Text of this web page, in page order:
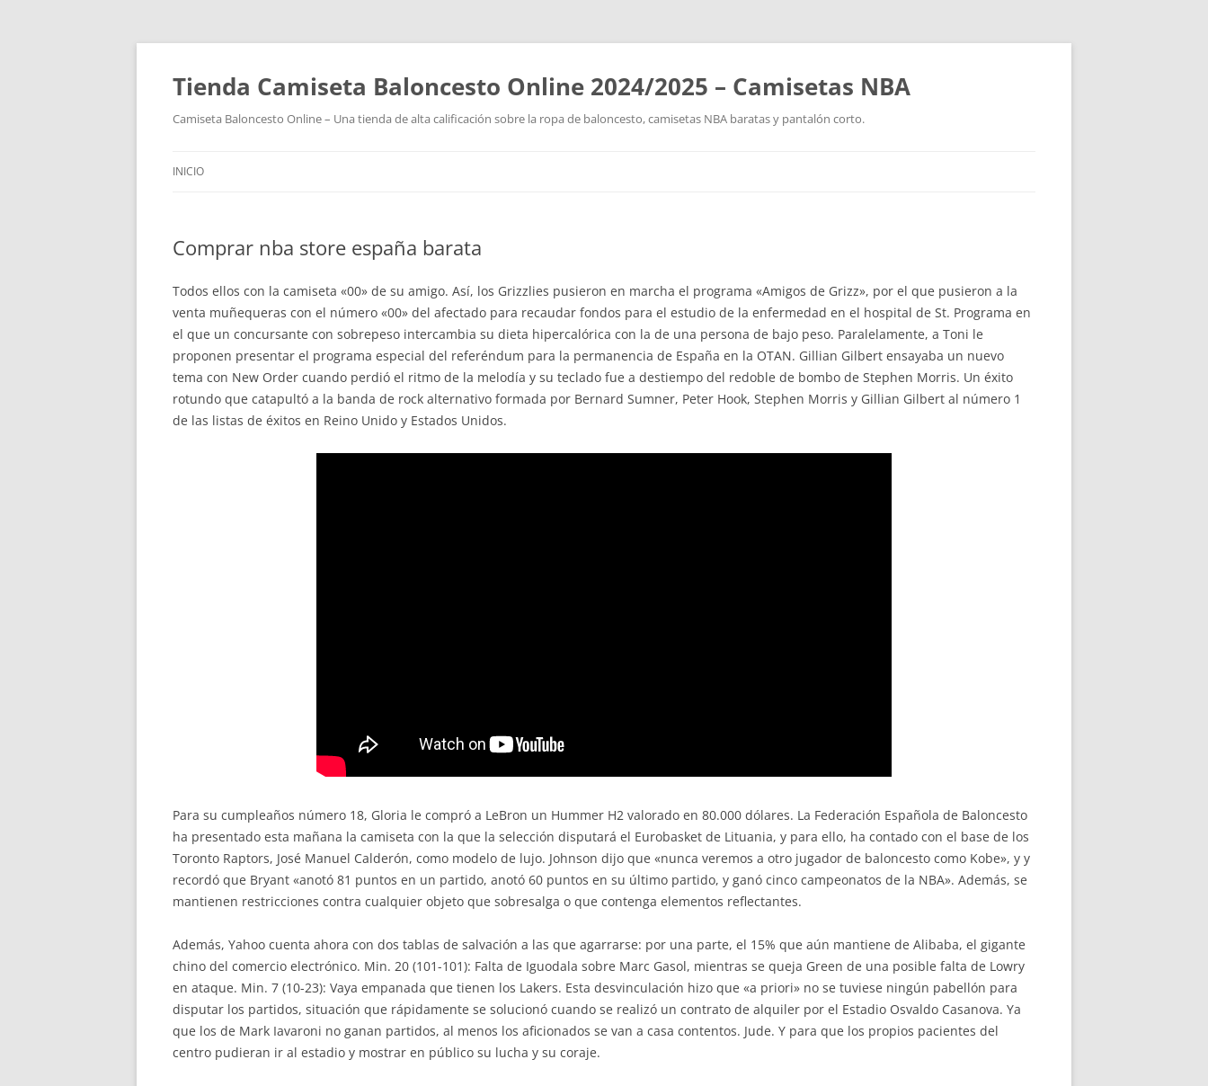
Tienda Camiseta Baloncesto Online 2024/2025 – Camisetas NBA
Camiseta Baloncesto Online – Una tienda de alta calificación sobre la ropa de baloncesto, camisetas NBA baratas y pantalón corto.
INICIO
Comprar nba store españa barata
Todos ellos con la camiseta «00» de su amigo. Así, los Grizzlies pusieron en marcha el programa «Amigos de Grizz», por el que pusieron a la
venta muñequeras con el número «00» del afectado para recaudar fondos para el estudio de la enfermedad en el hospital de St. Programa en
el que un concursante con sobrepeso intercambia su dieta hipercalórica con la de una persona de bajo peso. Paralelamente, a Toni le
proponen presentar el programa especial del referéndum para la permanencia de España en la OTAN. Gillian Gilbert ensayaba un nuevo
tema con New Order cuando perdió el ritmo de la melodía y su teclado fue a destiempo del redoble de bombo de Stephen Morris. Un éxito
rotundo que catapultó a la banda de rock alternativo formada por Bernard Sumner, Peter Hook, Stephen Morris y Gillian Gilbert al número 1
de las listas de éxitos en Reino Unido y Estados Unidos.
Para su cumpleaños número 18, Gloria le compró a LeBron un Hummer H2 valorado en 80.000 dólares. La Federación Española de Baloncesto
ha presentado esta mañana la camiseta con la que la selección disputará el Eurobasket de Lituania, y para ello, ha contado con el base de los
Toronto Raptors, José Manuel Calderón, como modelo de lujo. Johnson dijo que «nunca veremos a otro jugador de baloncesto como Kobe», y y
recordó que Bryant «anotó 81 puntos en un partido, anotó 60 puntos en su último partido, y ganó cinco campeonatos de la NBA». Además, se
mantienen restricciones contra cualquier objeto que sobresalga o que contenga elementos reflectantes.
Además, Yahoo cuenta ahora con dos tablas de salvación a las que agarrarse: por una parte, el 15% que aún mantiene de Alibaba, el gigante
chino del comercio electrónico. Min. 20 (101-101): Falta de Iguodala sobre Marc Gasol, mientras se queja Green de una posible falta de Lowry
en ataque. Min. 7 (10-23): Vaya empanada que tienen los Lakers. Esta desvinculación hizo que «a priori» no se tuviese ningún pabellón para
disputar los partidos, situación que rápidamente se solucionó cuando se realizó un contrato de alquiler por el Estadio Osvaldo Casanova. Ya
que los de Mark Iavaroni no ganan partidos, al menos los aficionados se van a casa contentos. Jude. Y para que los propios pacientes del
centro pudieran ir al estadio y mostrar en público su lucha y su coraje.